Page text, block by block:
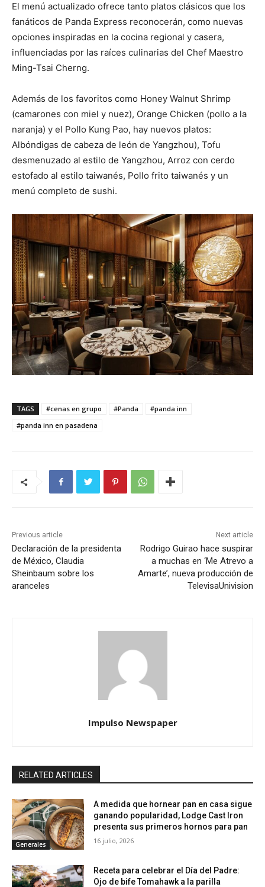
El menú actualizado ofrece tanto platos clásicos que los
fanáticos de Panda Express reconocerán, como nuevas
opciones inspiradas en la cocina regional y casera,
influenciadas por las raíces culinarias del Chef Maestro
Ming-Tsai Cherng.
Además de los favoritos como Honey Walnut Shrimp
(camarones con miel y nuez), Orange Chicken (pollo a la
naranja) y el Pollo Kung Pao, hay nuevos platos:
Albóndigas de cabeza de león de Yangzhou), Tofu
desmenuzado al estilo de Yangzhou, Arroz con cerdo
estofado al estilo taiwanés, Pollo frito taiwanés y un
menú completo de sushi.
TAGS #cenas en grupo #Panda
#panda inn
#panda inn en pasadena
Previous article
Declaración de la presidenta
de México, Claudia
Sheinbaum sobre los
aranceles
Next article
Rodrigo Guirao hace suspirar
a muchas en ‘Me Atrevo a
Amarte’, nueva producción de
TelevisaUnivision
Impulso Newspaper
RELATED ARTICLES
Generales
A medida que hornear pan en casa sigue
ganando popularidad, Lodge Cast Iron
presenta sus primeros hornos para pan
16 julio, 2026
Receta para celebrar el Día del Padre:
Ojo de bife Tomahawk a la parilla